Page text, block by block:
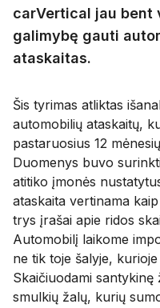
carVertical jau bent
galimybę gauti
ataskaitas.
Šis tyrimas atliktas
automobilių ataskaitų,
pastaruosius 12
Duomenys buvo
atitiko įmonės
ataskaita vertinama
trys įrašai apie ridos
Automobilį laikome
ne tik toje šalyje,
Skaičiuodami
smulkių žalų, kurių